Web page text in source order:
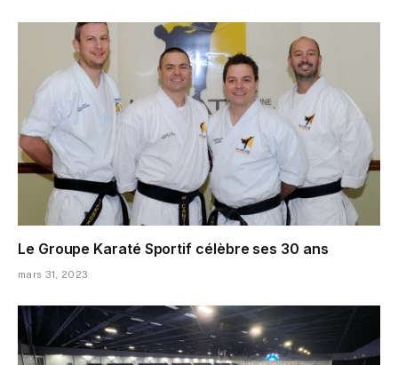
Le Groupe Karaté Sportif célèbre ses 30 ans
mars 31, 2023